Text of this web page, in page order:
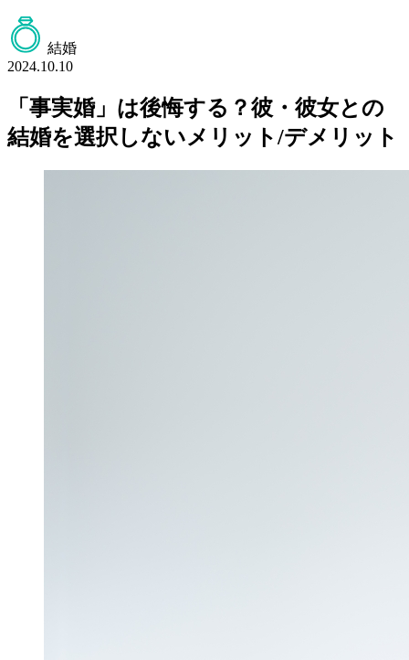
結婚
2024.10.10
「事実婚」は後悔する？彼・彼女との
結婚を選択しないメリット/デメリット